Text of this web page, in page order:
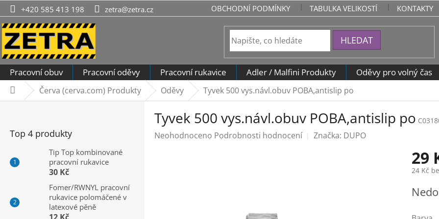
Přejít
na
obsah
+420 585 413 198 zetra@zetra.cz OBCHODNÍ PODMÍNKY TABULKA VELIKOSTÍ KONTAKTY
HLEDAT
Pracovní obuv Pracovní oděvy Pracovní rukavice Adler / Malfini Produkty Oděvy pro volný čas
DomůČerva (cerva.com) Produkty Oděvy Tyvek 500 vys.návl.obuv POBA,antislip po
Top 4 produkty
Tip Top kombinované
pracovní rukavice
30 Kč
Fomer/RWNYL pracovní
rukavice polomáčené v
latexové pěně
Tyvek 500 vys.návl.obuv POBA,antislip po
Průměrné
Neohodnoceno Podrobnosti hodnocení Značka: DUPO
29
24 Kč
cena: